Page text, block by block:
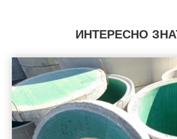
ИНТЕРЕСНО